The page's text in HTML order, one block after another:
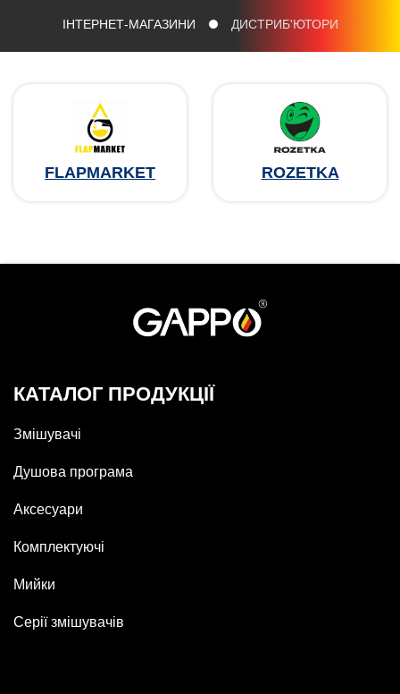
ІНТЕРНЕТ-МАГАЗИНИ ДИСТРИБ'ЮТОРИ
FLAPMARKET ROZETKA
КАТАЛОГ ПРОДУКЦІЇ
Змішувачі
Душова програма
Аксесуари
Комплектуючі
Мийки
Серії змішувачів